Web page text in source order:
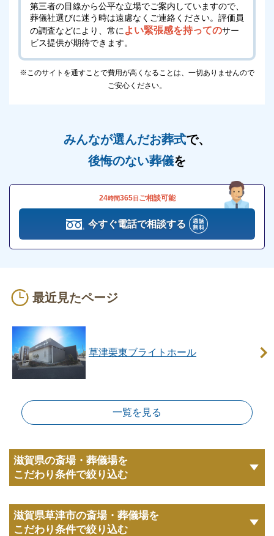
第三者の目線から公平な立場でご案内していますので、
葬儀社選びに迷う時は遠慮なくご連絡ください。 評価員
の調査などにより、常に よい緊張感を持ってのサー
ビス提供が期待できます。
※このサイトを通すことで費用が高くなることは、一切ありませんので
ご安心ください。
みんなが選んだお葬式で、
後悔のない葬儀を
24時間365日 ご相談可能
今すぐ電話で相談する
最近見たページ
草津栗東ブライトホール
一覧を見る
滋賀県の斎場・葬儀場を
こだわり条件で絞り込む
滋賀県草津市の斎場・葬儀場を
こだわり条件で絞り込む